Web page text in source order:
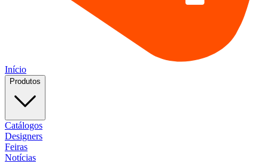
Início
Produtos
Catálogos
Designers
Feiras
Notícias